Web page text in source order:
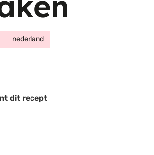
nederland
dit recept